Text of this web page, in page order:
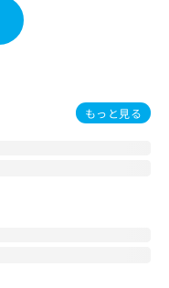
もっと見る